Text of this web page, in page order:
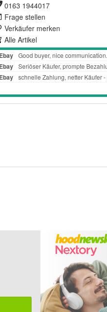
0163 1944017
Frage stellen
Verkäufer merken
Alle Artikel